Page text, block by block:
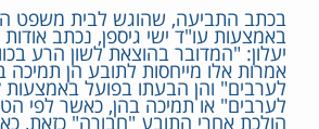
בכתב התביעה, שהוגש לבית משפט
באמצעות עו"ד ישי גיספן, נכתב
יעלון: "המדובר בהוצאת לשון הרע
אמרות אלו מייחסות לתובע הן תמיכה
לערבים" והן הבעתו בפועל באמצעות
לערבים" או תמיכה בהן, כאשר לפי
הולכת אחרי התובע "חבורה" כזאת,